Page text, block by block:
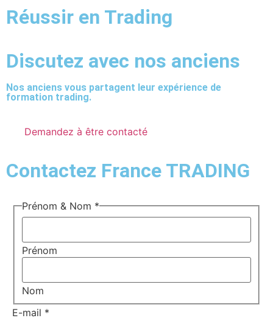
Réussir en Trading
Discutez avec nos anciens
Nos anciens vous partagent leur expérience de
formation trading.
Demandez à être contacté
Contactez France TRADING
Prénom & Nom *
Prénom
Nom
E-mail *